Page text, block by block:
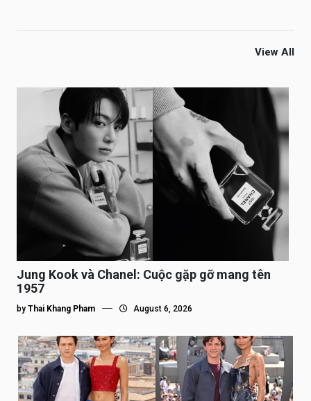
View All
Jung Kook và Chanel: Cuộc gặp gỡ mang tên
1957
by Thai Khang Pham August 6, 2026